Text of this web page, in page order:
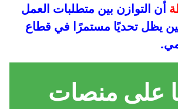
أن التوازن بين متطلبات العمل
يظل تحديًا مستمرًا في قطاع
على منصات